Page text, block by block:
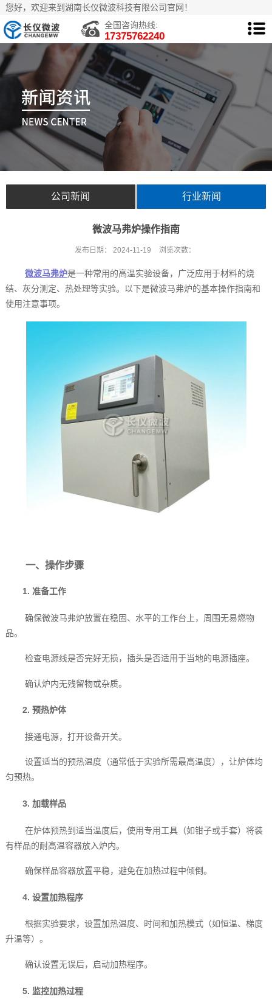
您好，欢迎来到湖南长仪微波科技有限公司官网！
全国咨询热线:
17375762240
公司新闻 行业新闻
微波马弗炉操作指南
发布日期： 2024-11-19 浏览次数：
微波马弗炉是一种常用的高温实验设备，广泛应用于材料的烧
结、灰分测定、热处理等实验。以下是微波马弗炉的基本操作指南和
使用注意事项。
一、操作步骤
1. 准备工作
确保微波马弗炉放置在稳固、水平的工作台上，周围无易燃物
品。
检查电源线是否完好无损，插头是否适用于当地的电源插座。
确认炉内无残留物或杂质。
2. 预热炉体
接通电源，打开设备开关。
设置适当的预热温度（通常低于实验所需最高温度），让炉体均
匀预热。
3. 加载样品
在炉体预热到适当温度后，使用专用工具（如钳子或手套）将装
有样品的耐高温容器放入炉内。
确保样品容器放置平稳，避免在加热过程中倾倒。
4. 设置加热程序
根据实验要求，设置加热温度、时间和加热模式（如恒温、梯度
升温等）。
确认设置无误后，启动加热程序。
5. 监控加热过程